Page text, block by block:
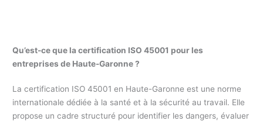
Qu’est-ce que la certification ISO 45001 pour les
entreprises de Haute-Garonne ?
La certification ISO 45001 en Haute-Garonne est une norme
internationale dédiée à la santé et à la sécurité au travail. Elle
propose un cadre structuré pour identifier les dangers, évaluer